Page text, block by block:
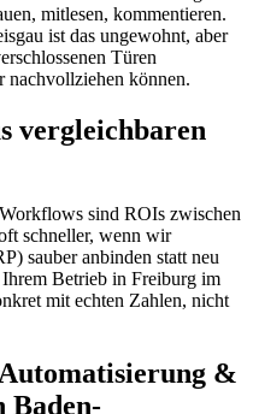
mitlesen, kommentieren.
ist das ungewohnt, aber
Türen
nachvollziehen können.
vergleichbaren
sind ROIs zwischen
schneller, wenn wir
sauber anbinden statt neu
Betrieb in Freiburg im
mit echten Zahlen, nicht
&
Baden-